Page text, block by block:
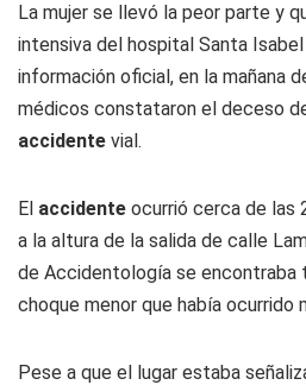
La mujer se llevó la peor parte y
intensiva del hospital Santa Isabel
información oficial, en la mañana
médicos constataron el deceso
accidente vial.
El accidente ocurrió cerca de las
a la altura de la salida de calle
de Accidentología se encontraba
choque menor que había ocurrido
Pese a que el lugar estaba